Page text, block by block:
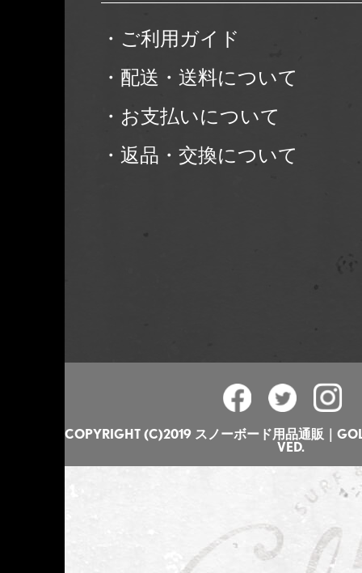
・ご利用ガイド
・配送・送料について
・お支払いについて
・返品・交換について
COPYRIGHT (C)2019 スノーボード用品通販｜
VED.